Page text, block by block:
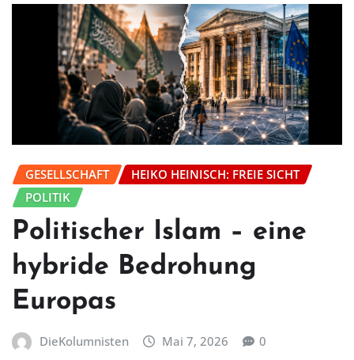
GESELLSCHAFT
HEIKO HEINISCH: FREIE SICHT
POLITIK
Politischer Islam – eine
hybride Bedrohung
Europas
DieKolumnisten Mai 7, 2026 0